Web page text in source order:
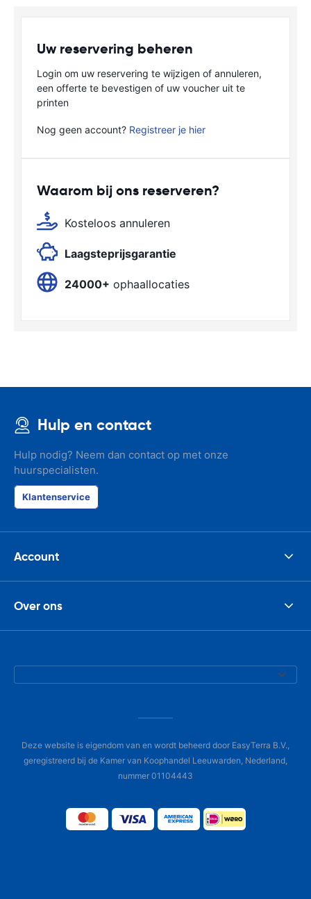
Uw reservering beheren
Login om uw reservering te wijzigen of annuleren,
een offerte te bevestigen of uw voucher uit te
printen
Nog geen account? Registreer je hier
Waarom bij ons reserveren?
Kosteloos annuleren
Laagsteprijsgarantie
24000+ ophaallocaties
Hulp en contact
Hulp nodig? Neem dan contact op met onze
huurspecialisten.
Klantenservice
Account
Over ons
Deze website is eigendom van en wordt beheerd door EasyTerra B.V.,
geregistreerd bij de Kamer van Koophandel Leeuwarden, Nederland,
nummer 01104443